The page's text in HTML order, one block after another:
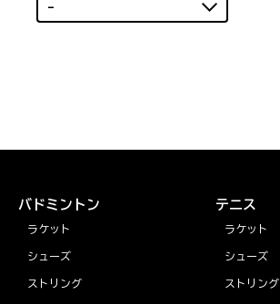
-
バドミントン
ラケット
シューズ
ストリング
テニス
ラケット
シューズ
ストリング